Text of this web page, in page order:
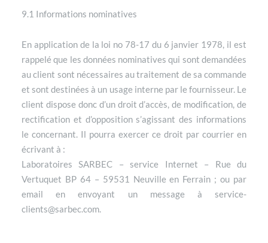
9.1 Informations nominatives
En application de la loi no 78-17 du 6 janvier 1978, il est
rappelé que les données nominatives qui sont demandées
au client sont nécessaires au traitement de sa commande
et sont destinées à un usage interne par le fournisseur. Le
client dispose donc d’un droit d’accès, de modification, de
rectification et d’opposition s’agissant des informations
le concernant. Il pourra exercer ce droit par courrier en
écrivant à :
Laboratoires SARBEC – service Internet – Rue du
Vertuquet BP 64 – 59531 Neuville en Ferrain ; ou par
email en envoyant un message à service-
clients@sarbec.com.